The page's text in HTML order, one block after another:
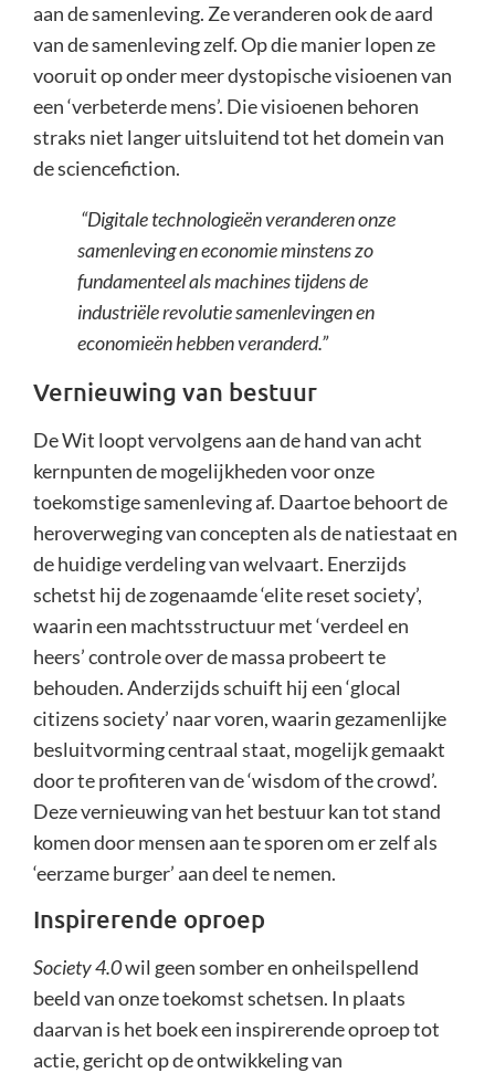
aan de samenleving. Ze veranderen ook de aard
van de samenleving zelf. Op die manier lopen ze
vooruit op onder meer dystopische visioenen van
een ‘verbeterde mens’. Die visioenen behoren
straks niet langer uitsluitend tot het domein van
de sciencefiction.
“Digitale technologieën veranderen onze
samenleving en economie minstens zo
fundamenteel als machines tijdens de
industriële revolutie samenlevingen en
economieën hebben veranderd.”
Vernieuwing van bestuur
De Wit loopt vervolgens aan de hand van acht
kernpunten de mogelijkheden voor onze
toekomstige samenleving af. Daartoe behoort de
heroverweging van concepten als de natiestaat en
de huidige verdeling van welvaart. Enerzijds
schetst hij de zogenaamde ‘elite reset society’,
waarin een machtsstructuur met ‘verdeel en
heers’ controle over de massa probeert te
behouden. Anderzijds schuift hij een ‘glocal
citizens society’ naar voren, waarin gezamenlijke
besluitvorming centraal staat, mogelijk gemaakt
door te profiteren van de ‘wisdom of the crowd’.
Deze vernieuwing van het bestuur kan tot stand
komen door mensen aan te sporen om er zelf als
‘eerzame burger’ aan deel te nemen.
Inspirerende oproep
Society 4.0wil geen somber en onheilspellend
beeld van onze toekomst schetsen. In plaats
daarvan is het boek een inspirerende oproep tot
actie, gericht op de ontwikkeling van